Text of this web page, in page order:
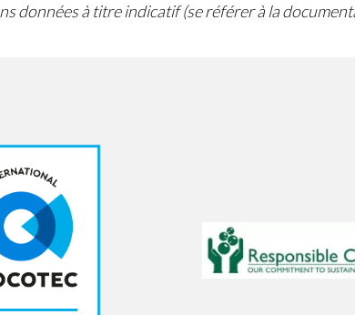
données à titre indicatif (se référer à la